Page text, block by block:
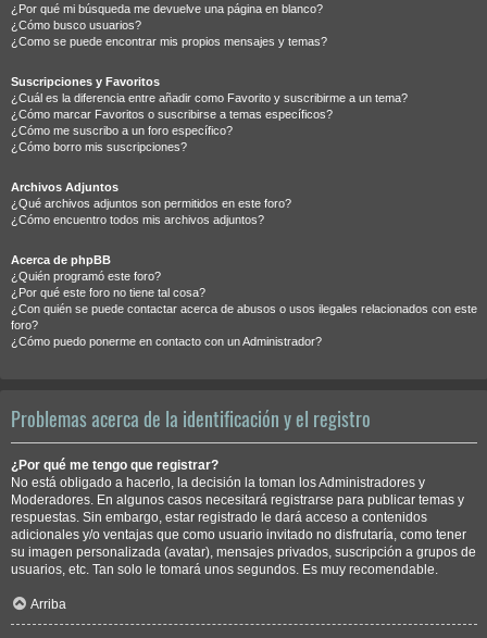
¿Por qué mi búsqueda me devuelve una página en blanco?
¿Cómo busco usuarios?
¿Como se puede encontrar mis propios mensajes y temas?
Suscripciones y Favoritos
¿Cuál es la diferencia entre añadir como Favorito y suscribirme a un tema?
¿Cómo marcar Favoritos o suscribirse a temas específicos?
¿Cómo me suscribo a un foro específico?
¿Cómo borro mis suscripciones?
Archivos Adjuntos
¿Qué archivos adjuntos son permitidos en este foro?
¿Cómo encuentro todos mis archivos adjuntos?
Acerca de phpBB
¿Quién programó este foro?
¿Por qué este foro no tiene tal cosa?
¿Con quién se puede contactar acerca de abusos o usos ilegales relacionados con este
foro?
¿Cómo puedo ponerme en contacto con un Administrador?
Problemas acerca de la identificación y el registro
¿Por qué me tengo que registrar?
No está obligado a hacerlo, la decisión la toman los Administradores y
Moderadores. En algunos casos necesitará registrarse para publicar temas y
respuestas. Sin embargo, estar registrado le dará acceso a contenidos
adicionales y/o ventajas que como usuario invitado no disfrutaría, como tener
su imagen personalizada (avatar), mensajes privados, suscripción a grupos de
usuarios, etc. Tan solo le tomará unos segundos. Es muy recomendable.
Arriba